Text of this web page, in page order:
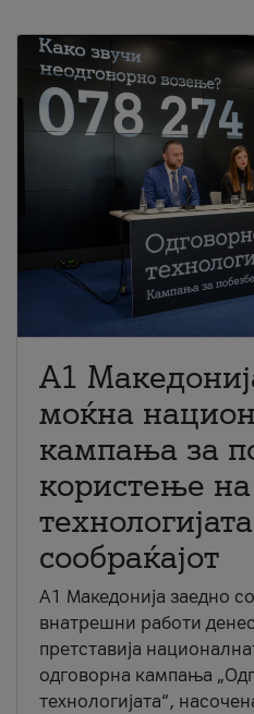
A1
моќна
кампања за
користење на
сообраќајот
A1 Македонија заедно
внатрешни работи
претставија
одговорна кампања
технологијата“,